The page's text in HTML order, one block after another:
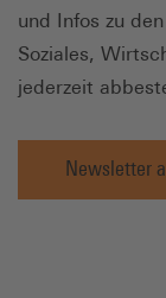
und Infos zu
Soziales,
jederzeit
Newsletter